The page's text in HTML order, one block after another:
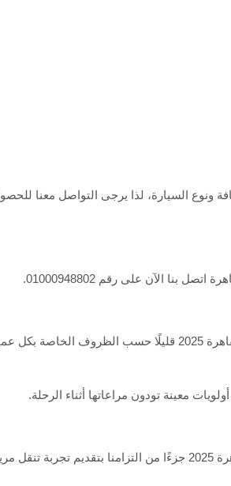
ونوع السيارة، لذا يرجى التواصل معنا
الآن على رقم 01000948802.
يختلف كل طلب متعلق بـأسعار ليموزين الاسكندرية القاهرة 2025 قليلًا حسب الظروف
معينة تودون مراعاتها أثناء الرحلة.
باختصار، يمثل موضوع أسعار ليموزين الاسكندرية القاهرة 2025 جزءًا من التزامنا بتقديم تجربة